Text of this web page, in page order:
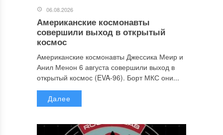
06.08.2026
Американские космонавты
совершили выход в открытый
космос
Американские космонавты Джессика Меир и
Анил Менон 6 августа совершили выход в
открытый космос (EVA-96). Борт МКС они...
Далее